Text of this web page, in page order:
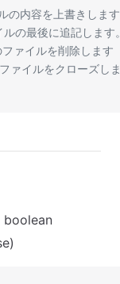
内容を上書きしま
の最後に追記します
ァイルを削除します
ァイルをクローズし